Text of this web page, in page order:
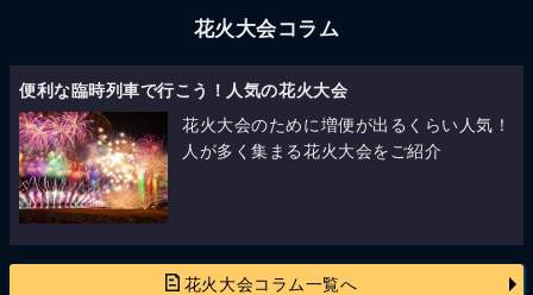
花火大会コラム
便利な臨時列車で行こう！人気の花火大会
花火大会のために増便が出るくらい人気！
人が多く集まる花火大会をご紹介
花火大会コラム一覧へ